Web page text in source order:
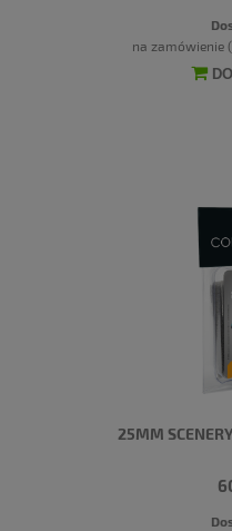
na zamówienie
25MM